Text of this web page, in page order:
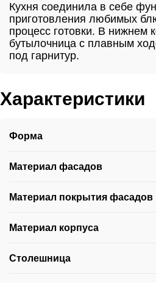
Кухня соединила в себе
приготовления любимых
процесс готовки. В нижнем
бутылочница с плавным
под гарнитур.
Характеристики
Форма
Материал фасадов
Материал покрытия фасадов
Материал корпуса
Столешница